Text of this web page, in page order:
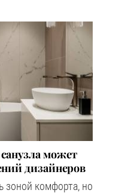
может
дизайнеров
зоной комфорта, но